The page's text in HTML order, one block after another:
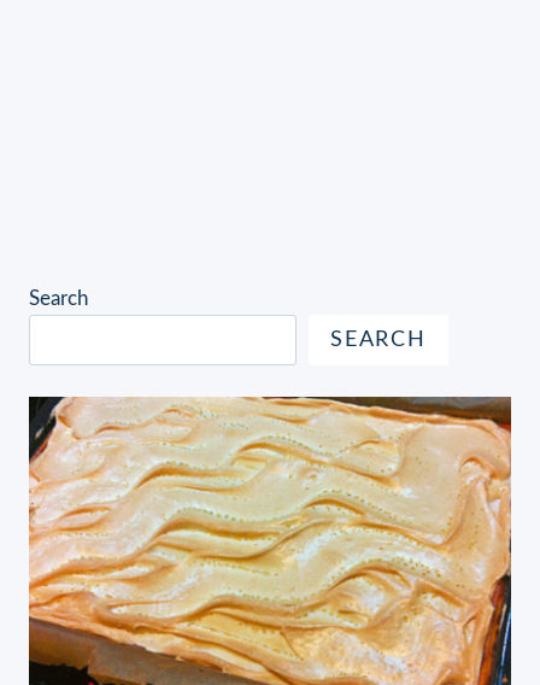
Search
SEARCH